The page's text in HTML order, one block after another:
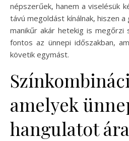
népszerűek, hanem a viselésük
távú megoldást kínálnak, hiszen a
manikűr akár hetekig is megőrzi
fontos az ünnepi időszakban,
követik egymást.
amelyek
hangulatot